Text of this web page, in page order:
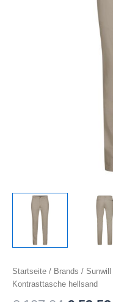
Startseite / Brands / Sunwill
Kontrasttasche hellsand